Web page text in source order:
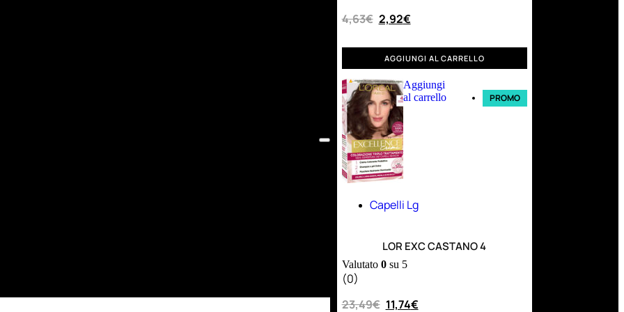
4,63€ 2,92€
AGGIUNGI AL CARRELLO
Aggiungi
al carrello
PROMO
Capelli Lg
LOR EXC CASTANO 4
Valutato 0su 5
(0)
23,49€ 11,74€